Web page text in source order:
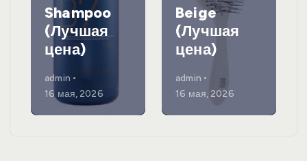
Shampoo
(Лучшая
цена)
admin
16 мая, 2026
Beige
(Лучшая
цена)
admin
16 мая, 2026